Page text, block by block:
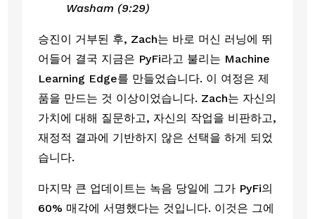
Washam (9:29)
승진이 거부된 후, Zach는 바로 머신 러닝에 뛰
어들어 결국 지금은 PyFi라고 불리는 Machine
Learning Edge를 만들었습니다. 이 여정은 제
품을 만드는 것 이상이었습니다. Zach는 자신의
가치에 대해 질문하고, 자신의 작업을 비판하고,
재정적 결과에 기반하지 않은 선택을 하게 되었
습니다.
마지막 큰 업데이트는 녹음 당일에 그가 PyFi의
60% 매각에 서명했다는 것입니다. 이것은 그에